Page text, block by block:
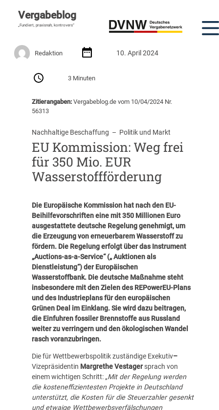
Vergabeblog
„Fundiert, praxisnah, kontrovers“
Redaktion 10. April 2024
3 Minuten
Zitierangaben:Vergabeblog.de vom 10/04/2024 Nr.
56313
Nachhaltige Beschaffung
  –
Politik und Markt
EU Kommission: Weg frei
für 350 Mio. EUR
Wasserstoffförderung
Die Europäische Kommission hat nach den EU-
Beihilfevorschriften eine mit 350 Millionen Euro
ausgestattete deutsche Regelung genehmigt, um
die Erzeugung von erneuerbarem Wasserstoff zu
fördern. Die Regelung erfolgt über das Instrument
„Auctions-as-a-Service“(„ Auktionen als
Dienstleistung“) derEuropäischen
Wasserstoffbank. Die deutsche Maßnahme steht
insbesondere mit den Zielen desREPowerEU-Plans
und desIndustrieplans für den europäischen
Grünen Deal im Einklang. Sie wird dazu beitragen,
die Einfuhren fossiler Brennstoffe aus Russland
weiter zu verringern und den ökologischen Wandel
rasch voranzubringen.
Die für Wettbewerbspolitik zuständige Exekutiv–
Vizepräsidentin Margrethe Vestagersprach von
einem wichtigen Schritt: „Mit der Regelung werden
die kosteneffizientesten Projekte in Deutschland
unterstützt, die Kosten für die Steuerzahler gesenkt
und etwaige Wettbewerbsverfälschungen